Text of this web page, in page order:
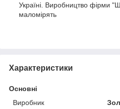
Україні. Виробництво фірми
маломірять
Характеристики
Основні
Виробник